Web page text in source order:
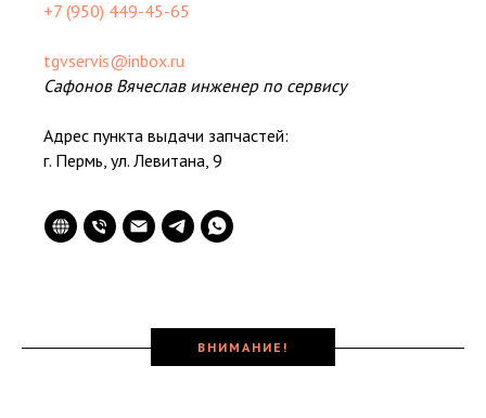
+7 (950) 449-45-65
tgvservis@inbox.ru
Сафонов Вячеслав инженер по сервису
Адрес пункта выдачи запчастей:
г. Пермь, ул. Левитана, 9
ВНИМАНИЕ!